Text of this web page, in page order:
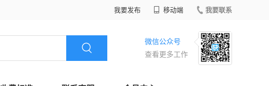
我要发布 移动端 我要联系
微信公众号
查看更多工作